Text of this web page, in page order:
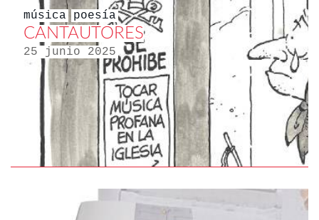
música poesía
CANTAUTORES
25 junio 2025